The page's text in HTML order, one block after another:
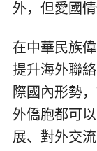
外，但愛國
在中華民族
提升海外聯
際國內形勢
外僑胞都可
展、對外交